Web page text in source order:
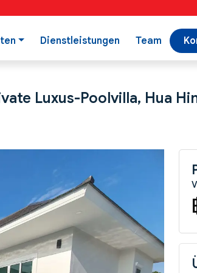
Dienstleistungen Team
Luxus-Poolvilla, Hua